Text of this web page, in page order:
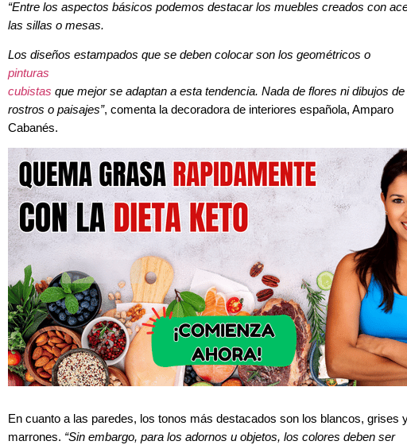
“Entre los aspectos básicos podemos destacar los muebles creados con
las sillas o mesas.
Los diseños estampados que se deben colocar son los geométricos o
pinturas
cubistas que mejor se adaptan a esta tendencia. Nada de flores ni dibujos de
rostros o paisajes”, comenta la decoradora de interiores española, Amparo
Cabanés.
En cuanto a las paredes, los tonos más destacados son los blancos, grises
marrones. “Sin embargo, para los adornos u objetos, los colores deben ser